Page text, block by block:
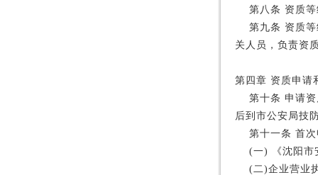
第八条 资质
第九条 资质
关人员，负责资
第四章 资质申请
第十条 申请
后到市公安局技
第十一条 首
(一)
《沈阳
( 二 )企业营业